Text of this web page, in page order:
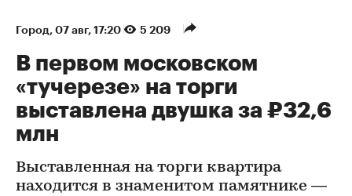
Город⁠, 07 авг, 17:20 5 209
В первом московском
«тучерезе» на торги
выставлена двушка за ₽32,6
млн
Выставленная на торги квартира
находится в знаменитом памятнике —